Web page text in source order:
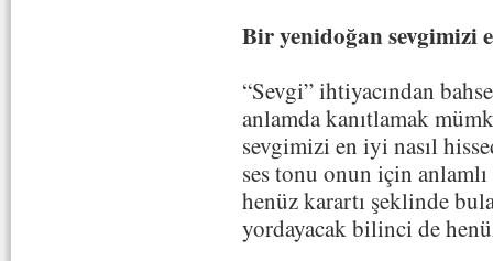
Bir yenidoğan sevgimizi
“Sevgi” ihtiyacından
anlamda kanıtlamak
sevgimizi en iyi nasıl
ses tonu onun için
henüz karartı şeklinde
yordayacak bilinci de